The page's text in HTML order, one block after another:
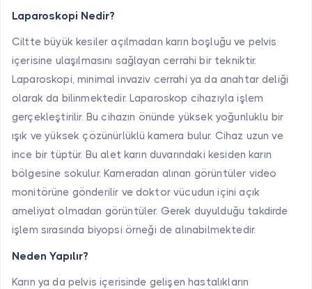
Laparoskopi Nedir?
Ciltte büyük kesiler açılmadan karın boşluğu ve pelvis
içerisine ulaşılmasını sağlayan cerrahi bir tekniktir.
Laparoskopi, minimal invaziv cerrahi ya da anahtar deliği
olarak da bilinmektedir. Laparoskop cihazıyla işlem
gerçekleştirilir. Bu cihazın önünde yüksek yoğunluklu bir
ışık ve yüksek çözünürlüklü kamera bulur. Cihaz uzun ve
ince bir tüptür. Bu alet karın duvarındaki kesiden karın
bölgesine sokulur. Kameradan alınan görüntüler video
monitörüne gönderilir ve doktor vücudun içini açık
ameliyat olmadan görüntüler. Gerek duyulduğu takdirde
işlem sırasında biyopsi örneği de alınabilmektedir.
Neden Yapılır?
Karın ya da pelvis içerisinde gelişen hastalıkların